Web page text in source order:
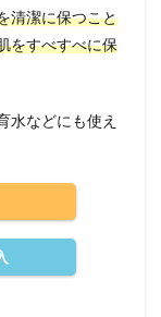
清潔に保つこと
をすべすべに保
水などにも使え